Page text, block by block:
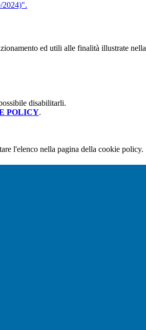
2024)".
ed utili alle finalità illustrate nella
disabilitarli.
POLICY.
l'elenco nella pagina della cookie policy.